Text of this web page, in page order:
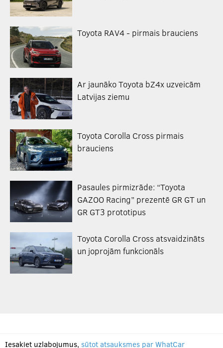
Toyota RAV4 - pirmais brauciens
Ar jaunāko Toyota bZ4x uzveicām
Latvijas ziemu
Toyota Corolla Cross pirmais
brauciens
Pasaules pirmizrāde: “Toyota
GAZOO Racing” prezentē GR GT un
GR GT3 prototipus
Toyota Corolla Cross atsvaidzināts
un joprojām funkcionāls
Iesakiet uzlabojumus, sūtot atsauksmes par WhatCar